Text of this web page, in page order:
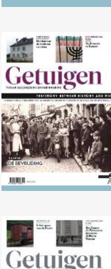
Nr. 139 (10/2024) De Bevrijding
Nr. 138 (04/2024) Rechtzaken